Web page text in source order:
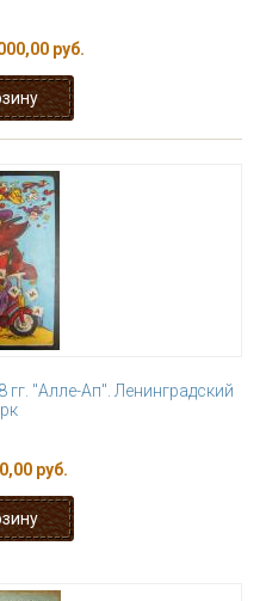
руб.
"Алле-Ап". Ленинградский
руб.